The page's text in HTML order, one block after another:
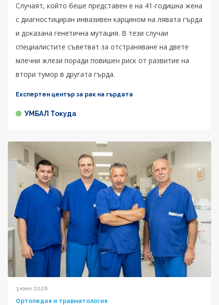
Случаят, който беше представен е на 41-годишна жена
с диагностициран инвазивен карцином на лявата гърда
и доказана генетична мутация. В тези случаи
специалистите съветват за отстраняване на двете
млечни жлези поради повишен риск от развитие на
втори тумор в другата гърда.
Експертен център за рак на гърдата
УМБАЛ Токуда
3 юни 2026
Ортопедия и травматология